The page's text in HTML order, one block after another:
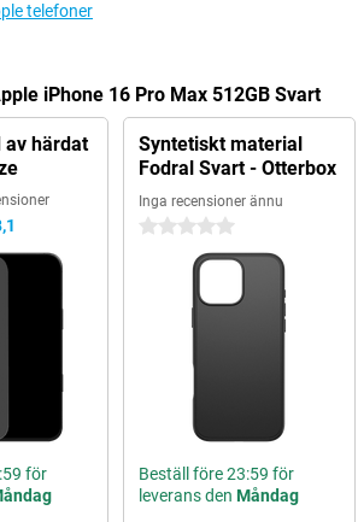
telefoner
iPhone 16 Pro Max 512GB Svart
av härdat
för
Syntetiskt material
Fodral Svart - Otterbox
Inga recensioner ännu
0 stjärnor
Beställ före 23:59 för
leverans den Måndag